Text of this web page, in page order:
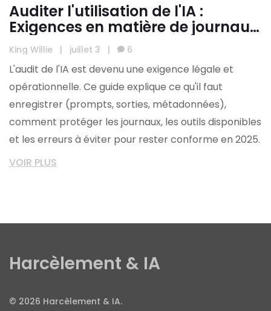
Auditer l'utilisation de l'IA :
Exigences en matière de journaux,
de prompts et de suivi des sorties
King Willie | juillet 3 | 6
L'audit de l'IA est devenu une exigence légale et
opérationnelle. Ce guide explique ce qu'il faut
enregistrer (prompts, sorties, métadonnées),
comment protéger les journaux, les outils disponibles
et les erreurs à éviter pour rester conforme en 2025.
VOIR PLUS
Harcèlement & IA
© 2026 Harcèlement & IA.